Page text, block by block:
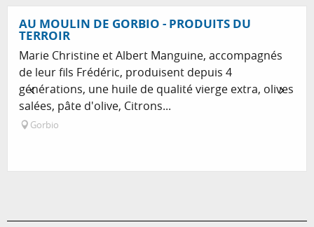
AU MOULIN DE GORBIO - PRODUITS DU
TERROIR
Marie Christine et Albert Manguine, accompagnés
de leur fils Frédéric, produisent depuis 4
générations, une huile de qualité vierge extra, olives
salées, pâte d'olive, Citrons...
Gorbio